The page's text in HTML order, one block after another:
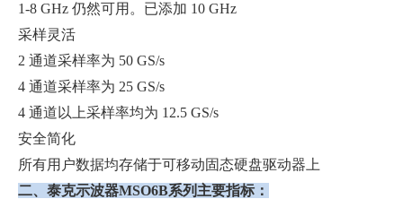
1-8 GHz 仍然可用。已添加 10 GHz
采样灵活
2 通道采样率为 50 GS/s
4 通道采样率为 25 GS/s
4 通道以上采样率均为 12.5 GS/s
安全简化
所有用户数据均存储于可移动固态硬盘驱动器上
二、泰克示波器MSO6B系列主要指标：